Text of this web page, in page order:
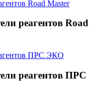
Road Master
реагентов Road
ПРС ЭКО
реагентов ПРС